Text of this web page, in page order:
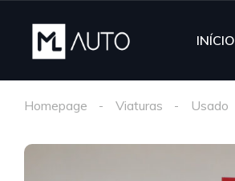
INÍCIO
Homepage Viaturas Usado